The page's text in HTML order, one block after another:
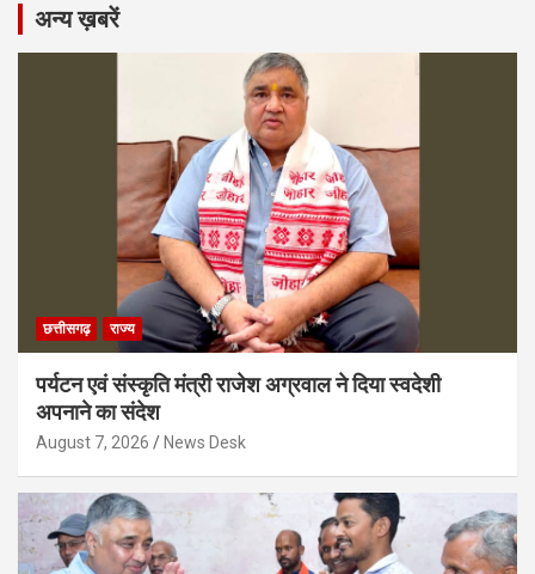
अन्य ख़बरें
छत्तीसगढ़ राज्य
पर्यटन एवं संस्कृति मंत्री राजेश अग्रवाल ने दिया स्वदेशी
अपनाने का संदेश
August 7, 2026 News Desk